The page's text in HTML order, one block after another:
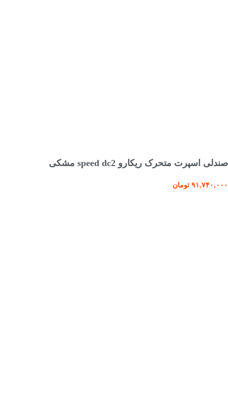
صندلی اسپرت متحرک ریکارو speed dc2 مشکی
۹۱,۷۴۰,۰۰۰ تومان